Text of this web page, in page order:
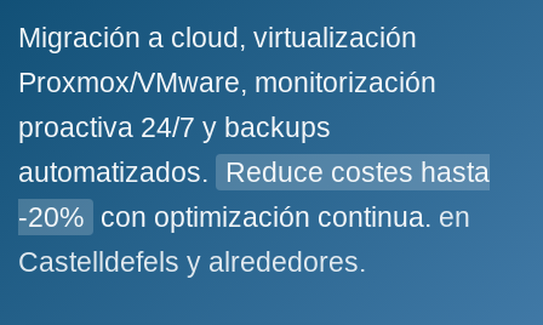
Migración a cloud, virtualización
Proxmox/VMware, monitorización
proactiva 24/7 y backups
automatizados.
Reduce costes hasta
-20% con optimización continua. en
Castelldefels y alrededores.